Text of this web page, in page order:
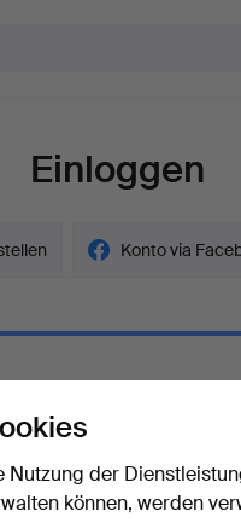
Einloggen
Konto via
Nutzung der
können, werden